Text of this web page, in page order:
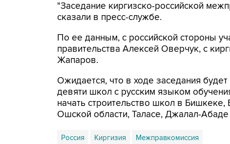
"Заседание киргизско-российской
сказали в пресс-службе.
По ее данным, с российской стороны
правительства Алексей Оверчук, с
Жапаров.
Ожидается, что в ходе заседания
девяти школ с русским языком
начать строительство школ в
Ошской области, Таласе, Джалал-
Россия Киргизия Межправкомиссия